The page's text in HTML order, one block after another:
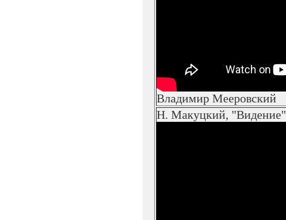
Владимир Мееровский
Н. Макуцкий, "Видение"